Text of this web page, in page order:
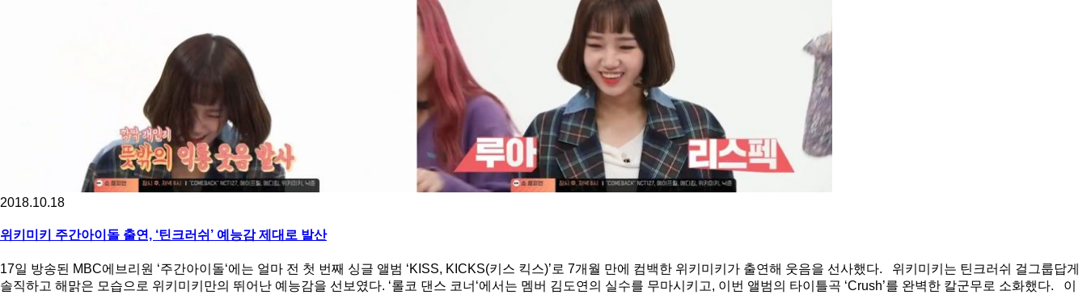
2018.10.18
위키미키 주간아이돌 출연, ‘틴크러쉬’ 예능감 제대로 발산
17일 방송된 MBC에브리원 ‘주간아이돌‘에는 얼마 전 첫 번째 싱글 앨범 ‘KISS, KICKS(키스 킥스)’로 7개월 만에 컴백한 위키미키가 출연해 웃음을 선사했다. 위키미키는 틴크러쉬 걸그룹답게
솔직하고 해맑은 모습으로 위키미키만의 뛰어난 예능감을 선보였다. ‘롤코 댄스 코너‘에서는 멤버 김도연의 실수를 무마시키고, 이번 앨범의 타이틀곡 ‘Crush’를 완벽한 칼군무로 소화했다. 이